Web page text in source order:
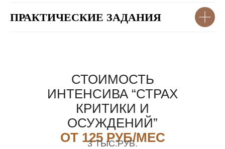
ПРАКТИЧЕСКИЕ ЗАДАНИЯ
СТОИМОСТЬ
ИНТЕНСИВА “СТРАХ
КРИТИКИ И
ОСУЖДЕНИЙ”
ОТ 125 РУБ/МЕС
3 ТЫС.РУБ.